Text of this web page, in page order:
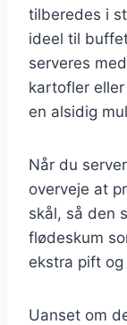
tilberedes i
ideel til
serveres
kartofler
en alsidig
Når du
overveje at
skål, så den
flødeskum
ekstra pift
Uanset om